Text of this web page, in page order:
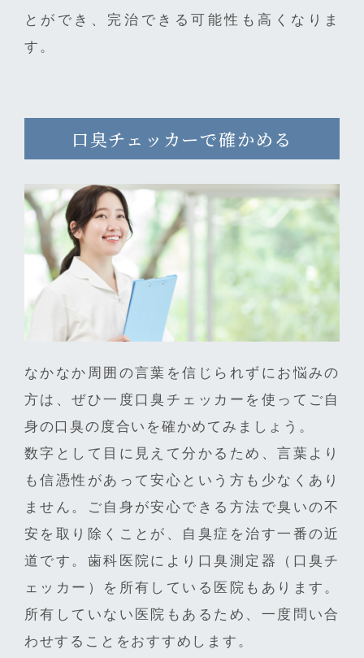
とができ、完治できる可能性も高くなりま
す。
口臭チェッカーで確かめる
なかなか周囲の言葉を信じられずにお悩みの
方は、ぜひ一度口臭チェッカーを使ってご自
身の口臭の度合いを確かめてみましょう。
数字として目に見えて分かるため、言葉より
も信憑性があって安心という方も少なくあり
ません。ご自身が安心できる方法で臭いの不
安を取り除くことが、自臭症を治す一番の近
道です。歯科医院により口臭測定器（口臭チ
ェッカー）を所有している医院もあります。
所有していない医院もあるため、一度問い合
わせすることをおすすめします。